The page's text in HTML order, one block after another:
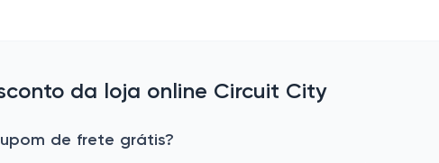
da loja online Circuit City
de frete grátis?